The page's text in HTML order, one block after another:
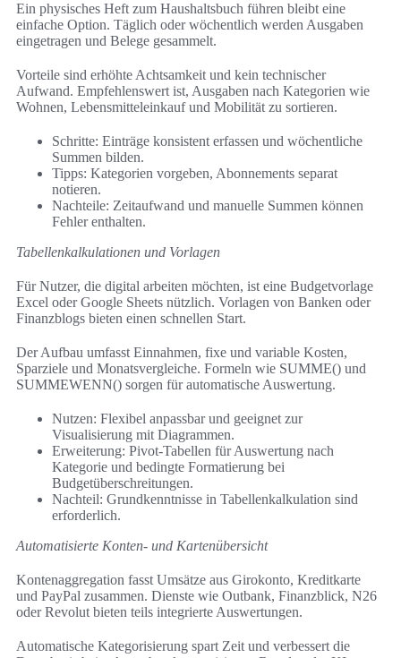
Ein physisches Heft zum Haushaltsbuch führen bleibt eine
einfache Option. Täglich oder wöchentlich werden Ausgaben
eingetragen und Belege gesammelt.
Vorteile sind erhöhte Achtsamkeit und kein technischer
Aufwand. Empfehlenswert ist, Ausgaben nach Kategorien wie
Wohnen, Lebensmitteleinkauf und Mobilität zu sortieren.
Schritte: Einträge konsistent erfassen und wöchentliche
Summen bilden.
Tipps: Kategorien vorgeben, Abonnements separat
notieren.
Nachteile: Zeitaufwand und manuelle Summen können
Fehler enthalten.
Tabellenkalkulationen und Vorlagen
Für Nutzer, die digital arbeiten möchten, ist eine Budgetvorlage
Excel oder Google Sheets nützlich. Vorlagen von Banken oder
Finanzblogs bieten einen schnellen Start.
Der Aufbau umfasst Einnahmen, fixe und variable Kosten,
Sparziele und Monatsvergleiche. Formeln wie SUMME() und
SUMMEWENN() sorgen für automatische Auswertung.
Nutzen: Flexibel anpassbar und geeignet zur
Visualisierung mit Diagrammen.
Erweiterung: Pivot-Tabellen für Auswertung nach
Kategorie und bedingte Formatierung bei
Budgetüberschreitungen.
Nachteil: Grundkenntnisse in Tabellenkalkulation sind
erforderlich.
Automatisierte Konten- und Kartenübersicht
Kontenaggregation fasst Umsätze aus Girokonto, Kreditkarte
und PayPal zusammen. Dienste wie Outbank, Finanzblick, N26
oder Revolut bieten teils integrierte Auswertungen.
Automatische Kategorisierung spart Zeit und verbessert die